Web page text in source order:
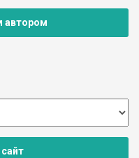
автором